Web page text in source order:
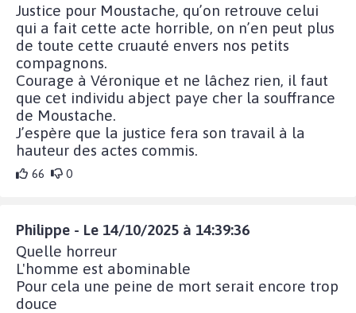
Justice pour Moustache, qu’on retrouve celui
qui a fait cette acte horrible, on n’en peut plus
de toute cette cruauté envers nos petits
compagnons.
Courage à Véronique et ne lâchez rien, il faut
que cet individu abject paye cher la souffrance
de Moustache.
J’espère que la justice fera son travail à la
hauteur des actes commis.
66 0
Philippe - Le 14/10/2025 à 14:39:36
Quelle horreur
L'homme est abominable
Pour cela une peine de mort serait encore trop
douce